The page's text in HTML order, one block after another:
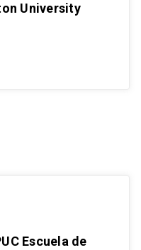
University
Escuela de